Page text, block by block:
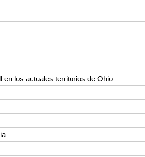
en los actuales territorios de Ohio